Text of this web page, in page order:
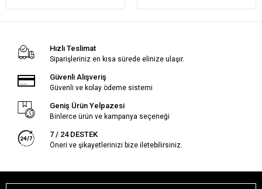
Hızlı Teslimat
Siparişleriniz en kısa sürede elinize ulaşır.
Güvenli Alışveriş
Güvenli ve kolay ödeme sistemi
Geniş Ürün Yelpazesi
Binlerce ürün ve kampanya seçeneği
7 / 24 DESTEK
Öneri ve şikayetlerinizi bize iletebilirsiniz.